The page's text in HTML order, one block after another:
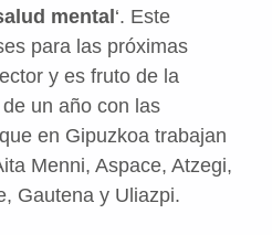
mental ‘. Este
para las próximas
y es fruto de la
un año con las
en Gipuzkoa trabajan
Menni, Aspace, Atzegi,
Gautena y Uliazpi.